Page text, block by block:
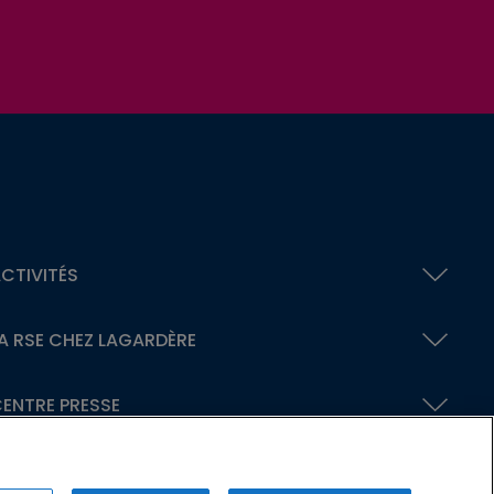
RSE CHEZ LAGARDÈRE
PRESSE